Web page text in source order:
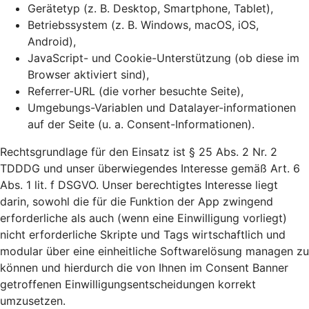
Gerätetyp (z. B. Desktop, Smartphone, Tablet),
Betriebssystem (z. B. Windows, macOS, iOS,
Android),
JavaScript- und Cookie-Unterstützung (ob diese im
Browser aktiviert sind),
Referrer-URL (die vorher besuchte Seite),
Umgebungs-Variablen und Datalayer-informationen
auf der Seite (u. a. Consent-Informationen).
Rechtsgrundlage für den Einsatz ist § 25 Abs. 2 Nr. 2
TDDDG und unser überwiegendes Interesse gemäß Art. 6
Abs. 1 lit. f DSGVO. Unser berechtigtes Interesse liegt
darin, sowohl die für die Funktion der App zwingend
erforderliche als auch (wenn eine Einwilligung vorliegt)
nicht erforderliche Skripte und Tags wirtschaftlich und
modular über eine einheitliche Softwarelösung managen zu
können und hierdurch die von Ihnen im Consent Banner
getroffenen Einwilligungsentscheidungen korrekt
umzusetzen.